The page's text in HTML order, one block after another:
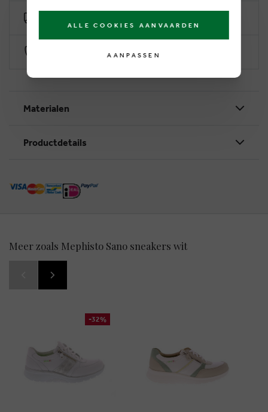
Veilig betalen via Worldline
Materialen
Productdetails
Meer zoals Mephisto Sano sneakers wit
-32%
ALLE COOKIES AANVAARDEN
AANPASSEN